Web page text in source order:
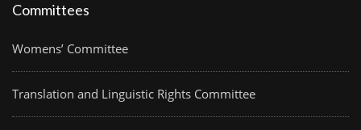
Committees
Womens’ Committee
Translation and Linguistic Rights Committee